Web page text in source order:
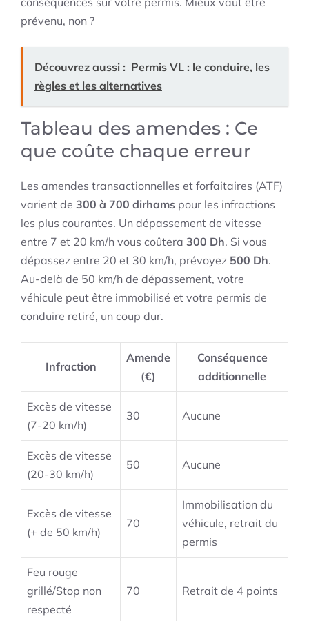
prévenu, non ?
Découvrez aussi : Permis VL : le conduire, les
règles et les alternatives
Tableau des amendes : Ce
que coûte chaque erreur
Les amendes transactionnelles et forfaitaires (ATF)
varient de 300 à 700 dirhams pour les infractions
les plus courantes. Un dépassement de vitesse
entre 7 et 20 km/h vous coûtera 300 Dh. Si vous
dépassez entre 20 et 30 km/h, prévoyez 500 Dh.
Au-delà de 50 km/h de dépassement, votre
véhicule peut être immobilisé et votre permis de
conduire retiré, un coup dur.
Infraction
Amende
(€)
Conséquence
additionnelle
Excès de vitesse
(7-20 km/h)
30 Aucune
Excès de vitesse
(20-30 km/h)
50 Aucune
Excès de vitesse
(+ de 50 km/h)
70
Immobilisation du
véhicule, retrait du
permis
Feu rouge
grillé/Stop non
respecté
70 Retrait de 4 points